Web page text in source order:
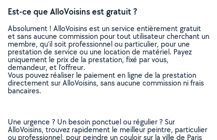
Est-ce que AlloVoisins est gratuit ?
Absolument ! AlloVoisins est un service entièrement gratuit
et sans aucune commission pour tout utilisateur cherchant un
membre, qu’il soit professionnel ou particulier, pour une
prestation de service ou une location de matériel. Payez
uniquement le prix de la prestation, fixé par vous,
demandeur, et l’offreur.
Vous pouvez réaliser le paiement en ligne de la prestation
directement sur AlloVoisins, sans aucune commission ni frais
bancaires.
Une urgence ? Un besoin ponctuel ou régulier ? Sur
AlloVoisins, trouvez rapidement le meilleur peintre, particulier
ou professionnel, pour peindre un couloir sur la ville de Paris